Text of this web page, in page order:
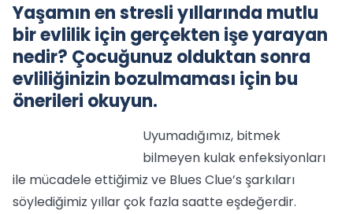
Yaşamın en stresli yıllarında mutlu
bir evlilik için gerçekten işe yarayan
nedir? Çocuğunuz olduktan sonra
evliliğinizin bozulmaması için bu
önerileri okuyun.
Uyumadığımız, bitmek
bilmeyen kulak enfeksiyonları
ile mücadele ettiğimiz ve Blues Clue’s şarkıları
söylediğimiz yıllar çok fazla saatte eşdeğerdir.